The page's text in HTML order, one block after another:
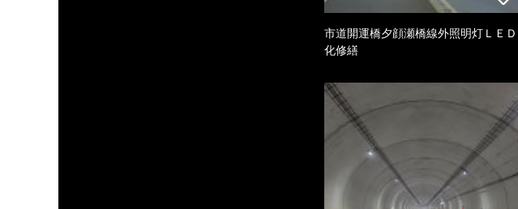
市道開運橋夕顔瀬橋線外照明灯ＬＥＤ
化修繕